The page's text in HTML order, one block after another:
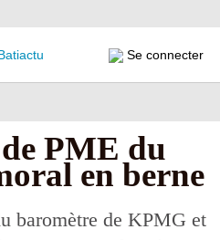
Se connecter
PME du
en berne
baromètre de KPMG et